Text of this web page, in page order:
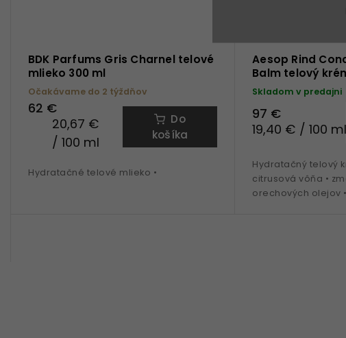
BDK Parfums Gris Charnel telové
mlieko 300 ml
Očakávame do 2 týždňov
62 €
20,67 €
/ 100 ml
Do
košíka
Hydratačné telové mlieko •
Aesop Rind
Balm telový
Skladom v predajni
97 €
19,40 € / 100 ml
Hydratačný telový
citrusová vôňa •
orechových olejov